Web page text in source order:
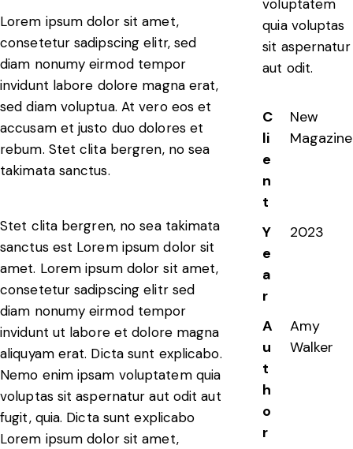
Lorem ipsum dolor sit amet,
consetetur sadipscing elitr, sed
diam nonumy eirmod tempor
invidunt labore dolore magna erat,
sed diam voluptua. At vero eos et
accusam et justo duo dolores et
rebum. Stet clita bergren, no sea
takimata sanctus.
Stet clita bergren, no sea takimata
sanctus est Lorem ipsum dolor sit
amet. Lorem ipsum dolor sit amet,
consetetur sadipscing elitr sed
diam nonumy eirmod tempor
invidunt ut labore et dolore magna
aliquyam erat. Dicta sunt explicabo.
Nemo enim ipsam voluptatem quia
voluptas sit aspernatur aut odit aut
fugit, quia. Dicta sunt explicabo
Lorem ipsum dolor sit amet,
voluptatem
quia voluptas
sit aspernatur
aut odit.
C
li
e
n
t
New
Magazine
Y
e
a
r
2023
A
u
t
h
o
r
Amy
Walker